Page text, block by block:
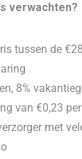
verwachten?
tussen de
8%
van €0,23
met